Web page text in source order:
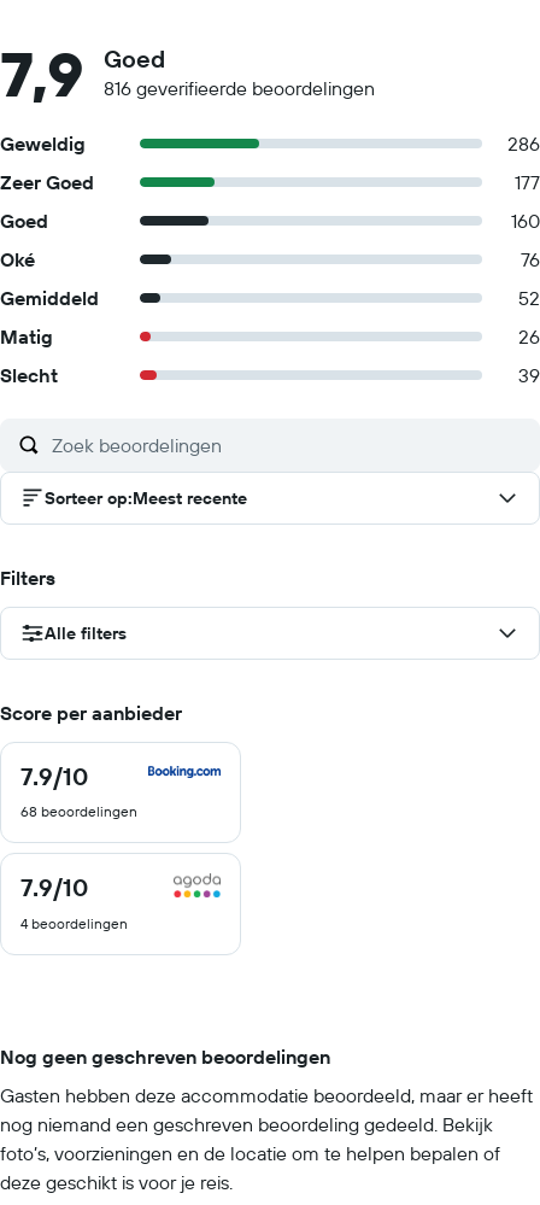
7,9 Goed
816 geverifieerde beoordelingen
Geweldig
286
Zeer Goed
177
Goed
160
Oké
76
Gemiddeld
52
Matig
26
Slecht
39
Sorteer op:Meest recente
Filters
Alle filters
Score per aanbieder
7.9/10
7.9
10
68 beoordelingen
7.9/10
7.9
10
4 beoordelingen
Nog geen geschreven beoordelingen
Gasten hebben deze accommodatie beoordeeld, maar er heeft
nog niemand een geschreven beoordeling gedeeld. Bekijk
foto’s, voorzieningen en de locatie om te helpen bepalen of
deze geschikt is voor je reis.